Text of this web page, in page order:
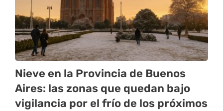
Nieve en la Provincia de Buenos
Aires: las zonas que quedan bajo
vigilancia por el frío de los próximos